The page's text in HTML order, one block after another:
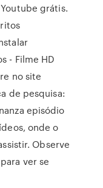
grátis.
- Filme HD
no site
de pesquisa:
episódio
onde o
Observe
ver se